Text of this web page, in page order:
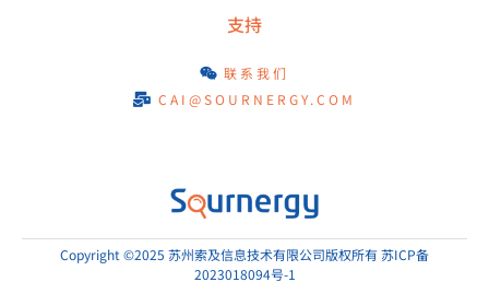
支持
联系我们
CAI@SOURNERGY.COM
Copyright ©2025 苏州索及信息技术有限公司版权所有 苏ICP备
2023018094号-1